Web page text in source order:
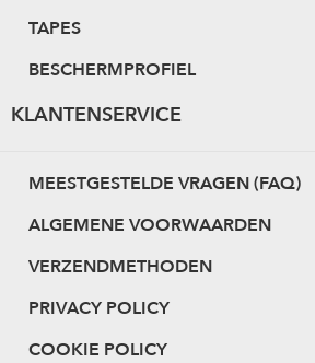
TAPES
BESCHERMPROFIEL
KLANTENSERVICE
MEESTGESTELDE VRAGEN (FAQ)
ALGEMENE VOORWAARDEN
VERZENDMETHODEN
PRIVACY POLICY
COOKIE POLICY